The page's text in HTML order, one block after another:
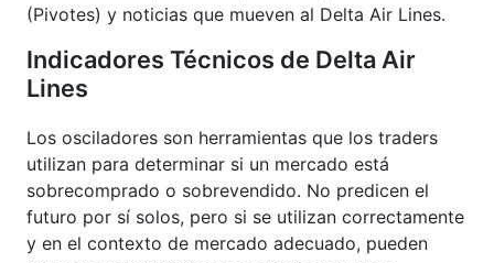
(Pivotes) y noticias que mueven al Delta Air Lines.
Indicadores Técnicos de Delta Air
Lines
Los osciladores son herramientas que los traders
utilizan para determinar si un mercado está
sobrecomprado o sobrevendido. No predicen el
futuro por sí solos, pero si se utilizan correctamente
y en el contexto de mercado adecuado, pueden